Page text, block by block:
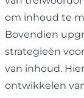
om inhoud te
Bovendien
strategieën
van inhoud.
ontwikkelen